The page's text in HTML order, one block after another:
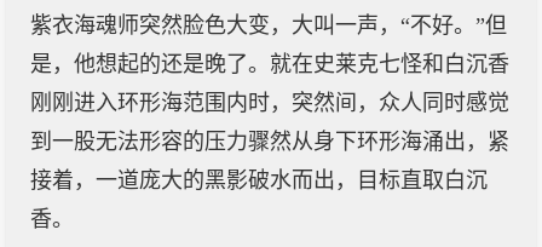
紫衣海魂师突然脸色大变，大叫一声，“不好。”但
是，他想起的还是晚了。就在史莱克七怪和白沉香
刚刚进入环形海范围内时，突然间，众人同时感觉
到一股无法形容的压力骤然从身下环形海涌出，紧
接着，一道庞大的黑影破水而出，目标直取白沉
香。